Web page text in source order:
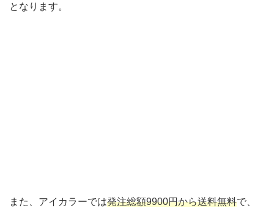
となります。
また、アイカラーでは発注総額9900円から送料無料で、